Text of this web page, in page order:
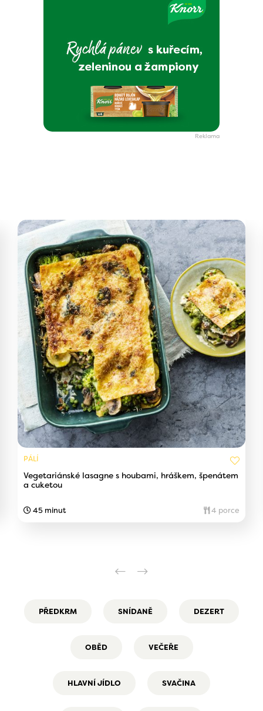
PÁLÍ
Vegetariánské lasagne s houbami, hráškem, špenátem
a cuketou
45 minut 4 porce
PŘEDKRM SNÍDANĚ DEZERT
OBĚD VEČEŘE
HLAVNÍ JÍDLO SVAČINA